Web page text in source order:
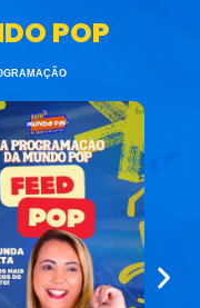
POP